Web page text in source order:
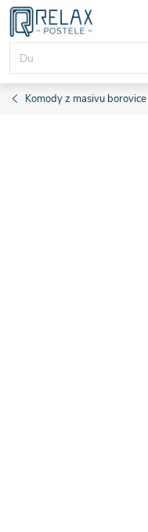
Přejít
obsah
Komody z masivu borovice